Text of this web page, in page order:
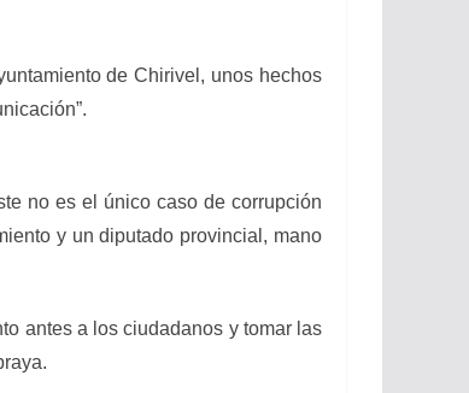
de Chirivel, unos hechos
no es el único caso de corrupción
y un diputado provincial, mano
antes a los ciudadanos y tomar las